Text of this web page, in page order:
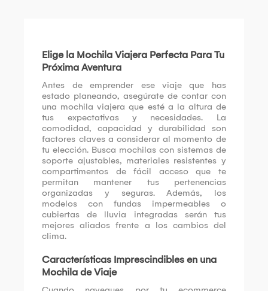
Elige la Mochila Viajera Perfecta Para Tu
Próxima Aventura
Antes de emprender ese viaje que has
estado planeando, asegúrate de contar con
una mochila viajera que esté a la altura de
tus expectativas y necesidades. La
comodidad, capacidad y durabilidad son
factores claves a considerar al momento de
tu elección. Busca mochilas con sistemas de
soporte ajustables, materiales resistentes y
compartimentos de fácil acceso que te
permitan mantener tus pertenencias
organizadas y seguras. Además, los
modelos con fundas impermeables o
cubiertas de lluvia integradas serán tus
mejores aliados frente a los cambios del
clima.
Características Imprescindibles en una
Mochila de Viaje